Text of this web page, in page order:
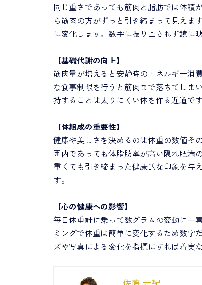
同じ重さであっても筋肉と脂肪では体積
ら筋肉の方がずっと引き締まって見えま
に変化します。数字に振り回されず鏡に
【基礎代謝の向上】
筋肉量が増えると安静時のエネルギー消
な食事制限を行うと筋肉まで落ちてしま
持することは太りにくい体を作る近道で
【体組成の重要性】
健康や美しさを決めるのは体重の数値そ
囲内であっても体脂肪率が高い隠れ肥満
重くても引き締まった健康的な印象を与
す。
【心の健康への影響】
毎日体重計に乗って数グラムの変動に一
ミングで体重は簡単に変化するため数字
ズや写真による変化を指標にすれば着実
佐藤 元紀